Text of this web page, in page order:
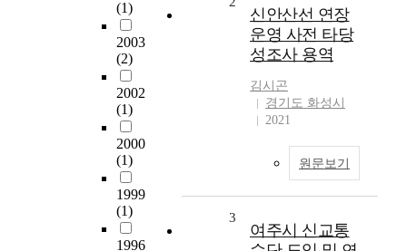
(1)
2003
(2)
2002
(1)
2000
(1)
1999
(1)
1996
신안산선 연장
운영 사전 타당
성조사 용역
김시곤
경기도 화성시
2021
원문보기
3
여주시 신교통